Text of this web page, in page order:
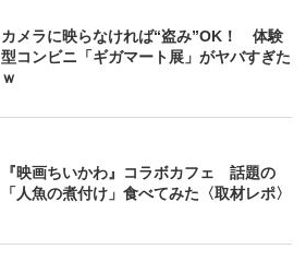
カメラに映らなければ“盗み”OK！ 体験
型コンビニ「ギガマート展」がヤバすぎた
ｗ
『映画ちいかわ』コラボカフェ 話題の
「人魚の煮付け」食べてみた〈取材レポ〉